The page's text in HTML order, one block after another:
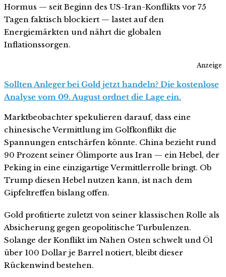
Hormus — seit Beginn des US-Iran-Konflikts vor 75
Tagen faktisch blockiert — lastet auf den
Energiemärkten und nährt die globalen
Inflationssorgen.
Anzeige
Sollten Anleger bei Gold jetzt handeln? Die kostenlose
Analyse vom 09. August ordnet die Lage ein.
Marktbeobachter spekulieren darauf, dass eine
chinesische Vermittlung im Golfkonflikt die
Spannungen entschärfen könnte. China bezieht rund
90 Prozent seiner Ölimporte aus Iran — ein Hebel, der
Peking in eine einzigartige Vermittlerrolle bringt. Ob
Trump diesen Hebel nutzen kann, ist nach dem
Gipfeltreffen bislang offen.
Gold profitierte zuletzt von seiner klassischen Rolle als
Absicherung gegen geopolitische Turbulenzen.
Solange der Konflikt im Nahen Osten schwelt und Öl
über 100 Dollar je Barrel notiert, bleibt dieser
Rückenwind bestehen.